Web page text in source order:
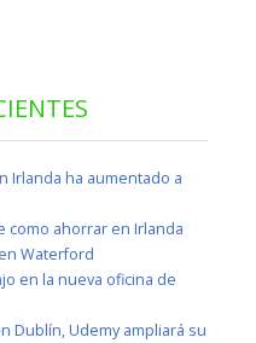
Irlanda ha aumentado a
como ahorrar en Irlanda
Waterford
en la nueva oficina de
Dublín, Udemy ampliará su